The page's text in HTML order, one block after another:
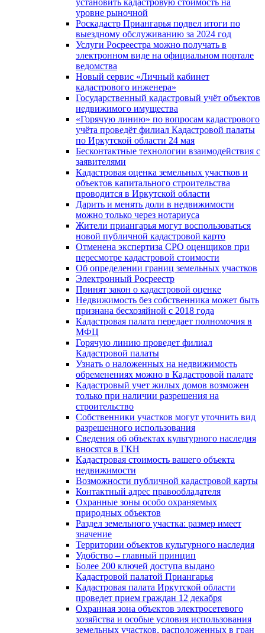
уровне рыночной
Роскадастр Приангарья подвел итоги по
выездному обслуживанию за 2024 год
Услуги Росреестра можно получать в
электронном виде на официальном портале
ведомства
Новый сервис «Личный кабинет
кадастрового инженера»
Государственный кадастровый учёт объектов
недвижимого имущества
«Горячую линию» по вопросам кадастрового
учёта проведёт филиал Кадастровой палаты
по Иркутской области 24 мая
Бесконтактные технологии взаимодействия с
заявителями
Кадастровая оценка земельных участков и
объектов капитального строительства
проводится в Иркутской области
Дарить и менять доли в недвижимости
можно только через нотариуса
Жители приангарья могут воспользоваться
новой публичной кадастровой карто
Отменена экспертиза СРО оценщиков при
пересмотре кадастровой стоимости
Об определении границ земельных участков
Электронный Росреестр
Принят закон о кадастровой оценке
Недвижимость без собственника может быть
признана бесхозяйной с 2018 года
Кадастровая палата передает полномочия в
МФЦ
Горячую линию проведет филиал
Кадастровой палаты
Узнать о наложенных на недвижимость
обременениях можно в Кадастровой палате
Кадастровый учет жилых домов возможен
только при наличии разрешения на
строительство
Собственники участков могут уточнить вид
разрешенного использования
Сведения об объектах культурного наследия
вносятся в ГКН
Кадастровая стоимость вашего объекта
недвижимости
Возможности публичной кадастровой карты
Контактный адрес правообладателя
Охранные зоны особо охраняемых
природных объектов
Раздел земельного участка: размер имеет
значение
Территории объектов культурного наследия
Удобство – главный принцип
Более 200 ключей доступа выдано
Кадастровой палатой Приангарья
Кадастровая палата Иркутской области
проведет прием граждан 12 декабря
Охранная зона объектов электросетевого
хозяйства и особые условия использования
земельных участков, расположенных в гран